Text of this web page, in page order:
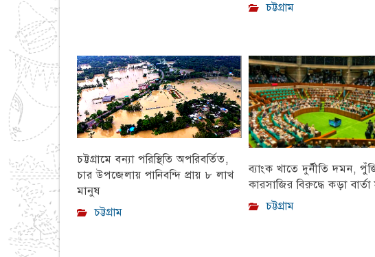
চট্টগ্রাম
চট্টগ্রামে বন্যা পরিস্থিতি অপরিবর্তিত,
চার উপজেলায় পানিবন্দি প্রায় ৮ লাখ
মানুষ
চট্টগ্রাম
ব্যাংক খাতে দুর্নীতি দমন,
কারসাজির বিরুদ্ধে কড়া
চট্টগ্রাম